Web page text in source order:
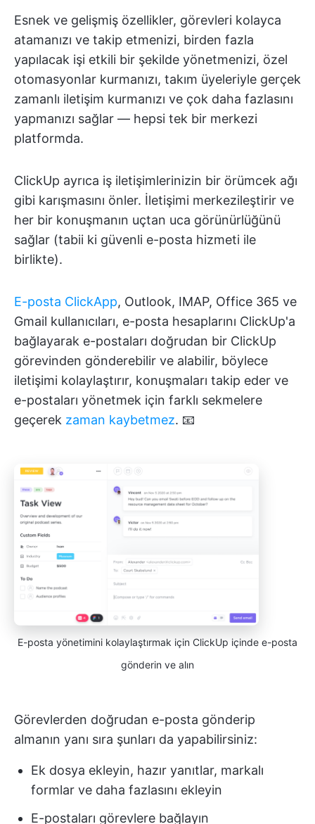
Esnek ve gelişmiş özellikler, görevleri kolayca
atamanızı ve takip etmenizi, birden fazla
yapılacak işi etkili bir şekilde yönetmenizi, özel
otomasyonlar kurmanızı, takım üyeleriyle gerçek
zamanlı iletişim kurmanızı ve çok daha fazlasını
yapmanızı sağlar — hepsi tek bir merkezi
platformda.
ClickUp ayrıca iş iletişimlerinizin bir örümcek ağı
gibi karışmasını önler. İletişimi merkezileştirir ve
her bir konuşmanın uçtan uca görünürlüğünü
sağlar (tabii ki güvenli e-posta hizmeti ile
birlikte).
E-posta ClickApp, Outlook, IMAP, Office 365 ve
Gmail kullanıcıları, e-posta hesaplarını ClickUp'a
bağlayarak e-postaları doğrudan bir ClickUp
görevinden gönderebilir ve alabilir, böylece
iletişimi kolaylaştırır, konuşmaları takip eder ve
e-postaları yönetmek için farklı sekmelere
geçerek zaman kaybetmez. 📧
E-posta yönetimini kolaylaştırmak için ClickUp içinde e-posta
gönderin ve alın
Görevlerden doğrudan e-posta gönderip
almanın yanı sıra şunları da yapabilirsiniz:
Ek dosya ekleyin, hazır yanıtlar, markalı
formlar ve daha fazlasını ekleyin
E-postaları görevlere bağlayın